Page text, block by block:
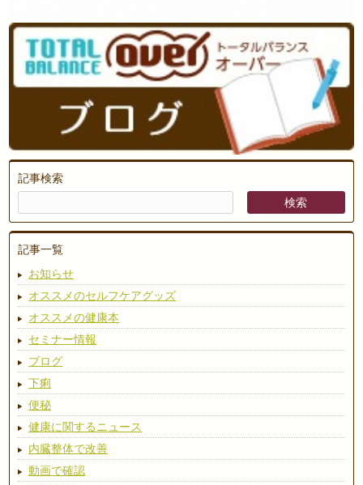
記事検索
記事一覧
お知らせ
オススメのセルフケアグッズ
オススメの健康本
セミナー情報
ブログ
下痢
便秘
健康に関するニュース
内臓整体で改善
動画で確認